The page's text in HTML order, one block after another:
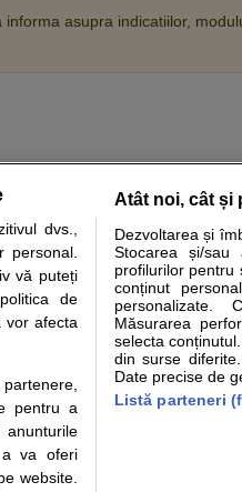
asupra indicatiilor,
Specialitati medicale
sanatate disponibile pe
Va sfatuim, ca pe langa
la medic Clickmed.
consumatorului
consumatorilor -
Alternativa a
consumator: 0800.080.999
dvs.,
personal.
vă puteți
de
vor afecta
pentru a
a va oferi
website.
Atât noi, cât și
Dezvoltarea și
Stocarea și/sau
profilurilor pentru
conținut
personalizate.
Măsurarea
selecta
din surse
Date precise de
Listă parteneri